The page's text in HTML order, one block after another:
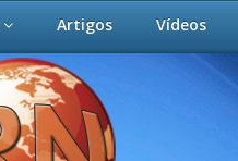
Artigos Vídeos